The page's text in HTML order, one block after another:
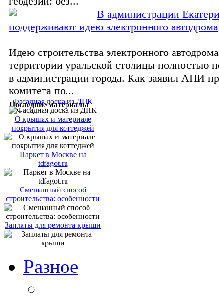
В администрации
поддерживают идею электронного автодрома
Идею строительства электронного
территории уральской столицы полностью
в администрации города. Как заявил АПИ
комитета по...
Последние материалы
Фасадная доска из ДПК
О крышах и материале
покрытия для коттеджей
Паркет в Москве на
tdfagot.ru
Смешанный способ
строительства: особенности
Заплаты для ремонта крыши
Разное